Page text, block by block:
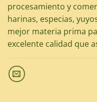
procesamiento y
harinas, especias,
mejor materia prima
excelente calidad que